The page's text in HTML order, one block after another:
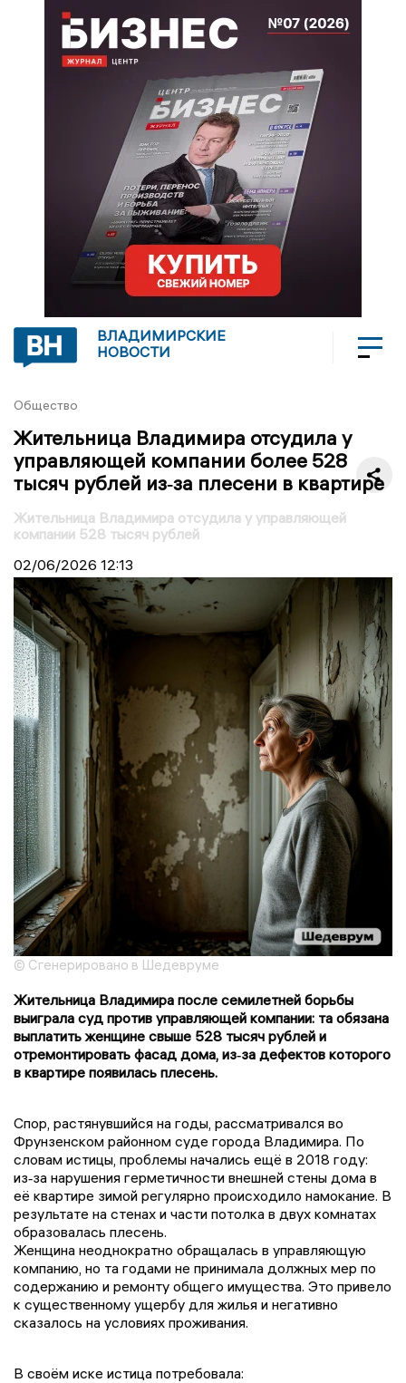
ВЛАДИМИРСКИЕ
НОВОСТИ
Общество
Жительница Владимира отсудила у
управляющей компании более 528
тысяч рублей из‑за плесени в квартире
Жительница Владимира отсудила у управляющей
компании 528 тысяч рублей
02/06/2026 12:13
© Сгенерировано в Шедевруме
Жительница Владимира после семилетней борьбы
выиграла суд против управляющей компании: та обязана
выплатить женщине свыше 528 тысяч рублей и
отремонтировать фасад дома, из‑за дефектов которого
в квартире появилась плесень.
Спор, растянувшийся на годы, рассматривался во
Фрунзенском районном суде города Владимира. По
словам истицы, проблемы начались ещё в 2018 году:
из‑за нарушения герметичности внешней стены дома в
её квартире зимой регулярно происходило намокание. В
результате на стенах и части потолка в двух комнатах
образовалась плесень.
Женщина неоднократно обращалась в управляющую
компанию, но та годами не принимала должных мер по
содержанию и ремонту общего имущества. Это привело
к существенному ущербу для жилья и негативно
сказалось на условиях проживания.
В своём иске истица потребовала: